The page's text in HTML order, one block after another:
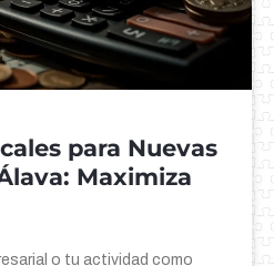
para Nuevas
Maximiza
o tu actividad como